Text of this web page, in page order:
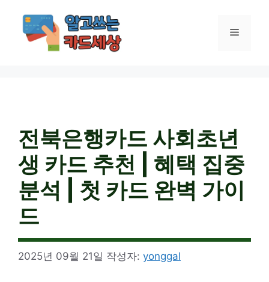
메
전북은행카드 사회초년
생 카드 추천 | 혜택 집중
분석 | 첫 카드 완벽 가이
드
2025년 09월 21일 작성자: yonggal